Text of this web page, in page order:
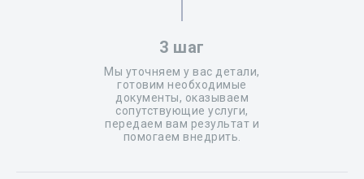
3 шаг
Мы уточняем у вас детали,
готовим необходимые
документы, оказываем
сопутствующие услуги,
передаем вам результат и
помогаем внедрить.